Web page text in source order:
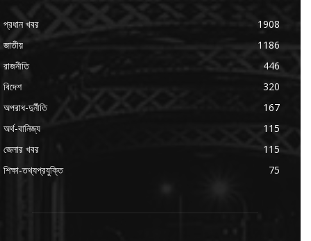
প্রধান খবর
1908
জাতীয়
1186
রাজনীতি
446
বিদেশ
320
অপরাধ-দুর্নীতি
167
অর্থ-বানিজ্য
115
জেলার খবর
115
শিক্ষা-তথ্যপ্রযুক্তি
75